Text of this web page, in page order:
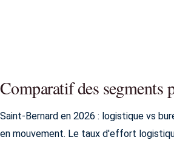
Comparatif des segments
Saint-Bernard en 2026 : logistique vs
en mouvement. Le taux d'effort